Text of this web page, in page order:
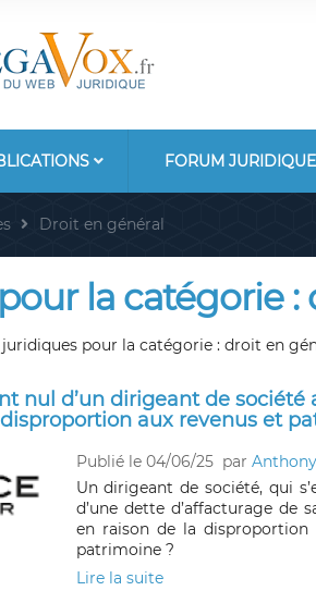
FORUM JURIDIQUE
Droit en général
la catégorie
pour la catégorie : droit en
nul d’un dirigeant de société
disproportion aux revenus et
Publié le 04/06/25 par
Un dirigeant de société, qui
d’une dette d’affacturage de
en raison de la
patrimoine ?
Lire la suite